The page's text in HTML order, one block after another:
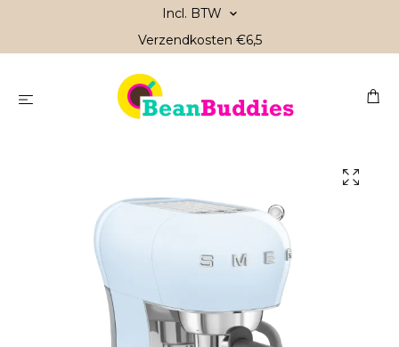
Incl. BTW
Verzendkosten €6,5